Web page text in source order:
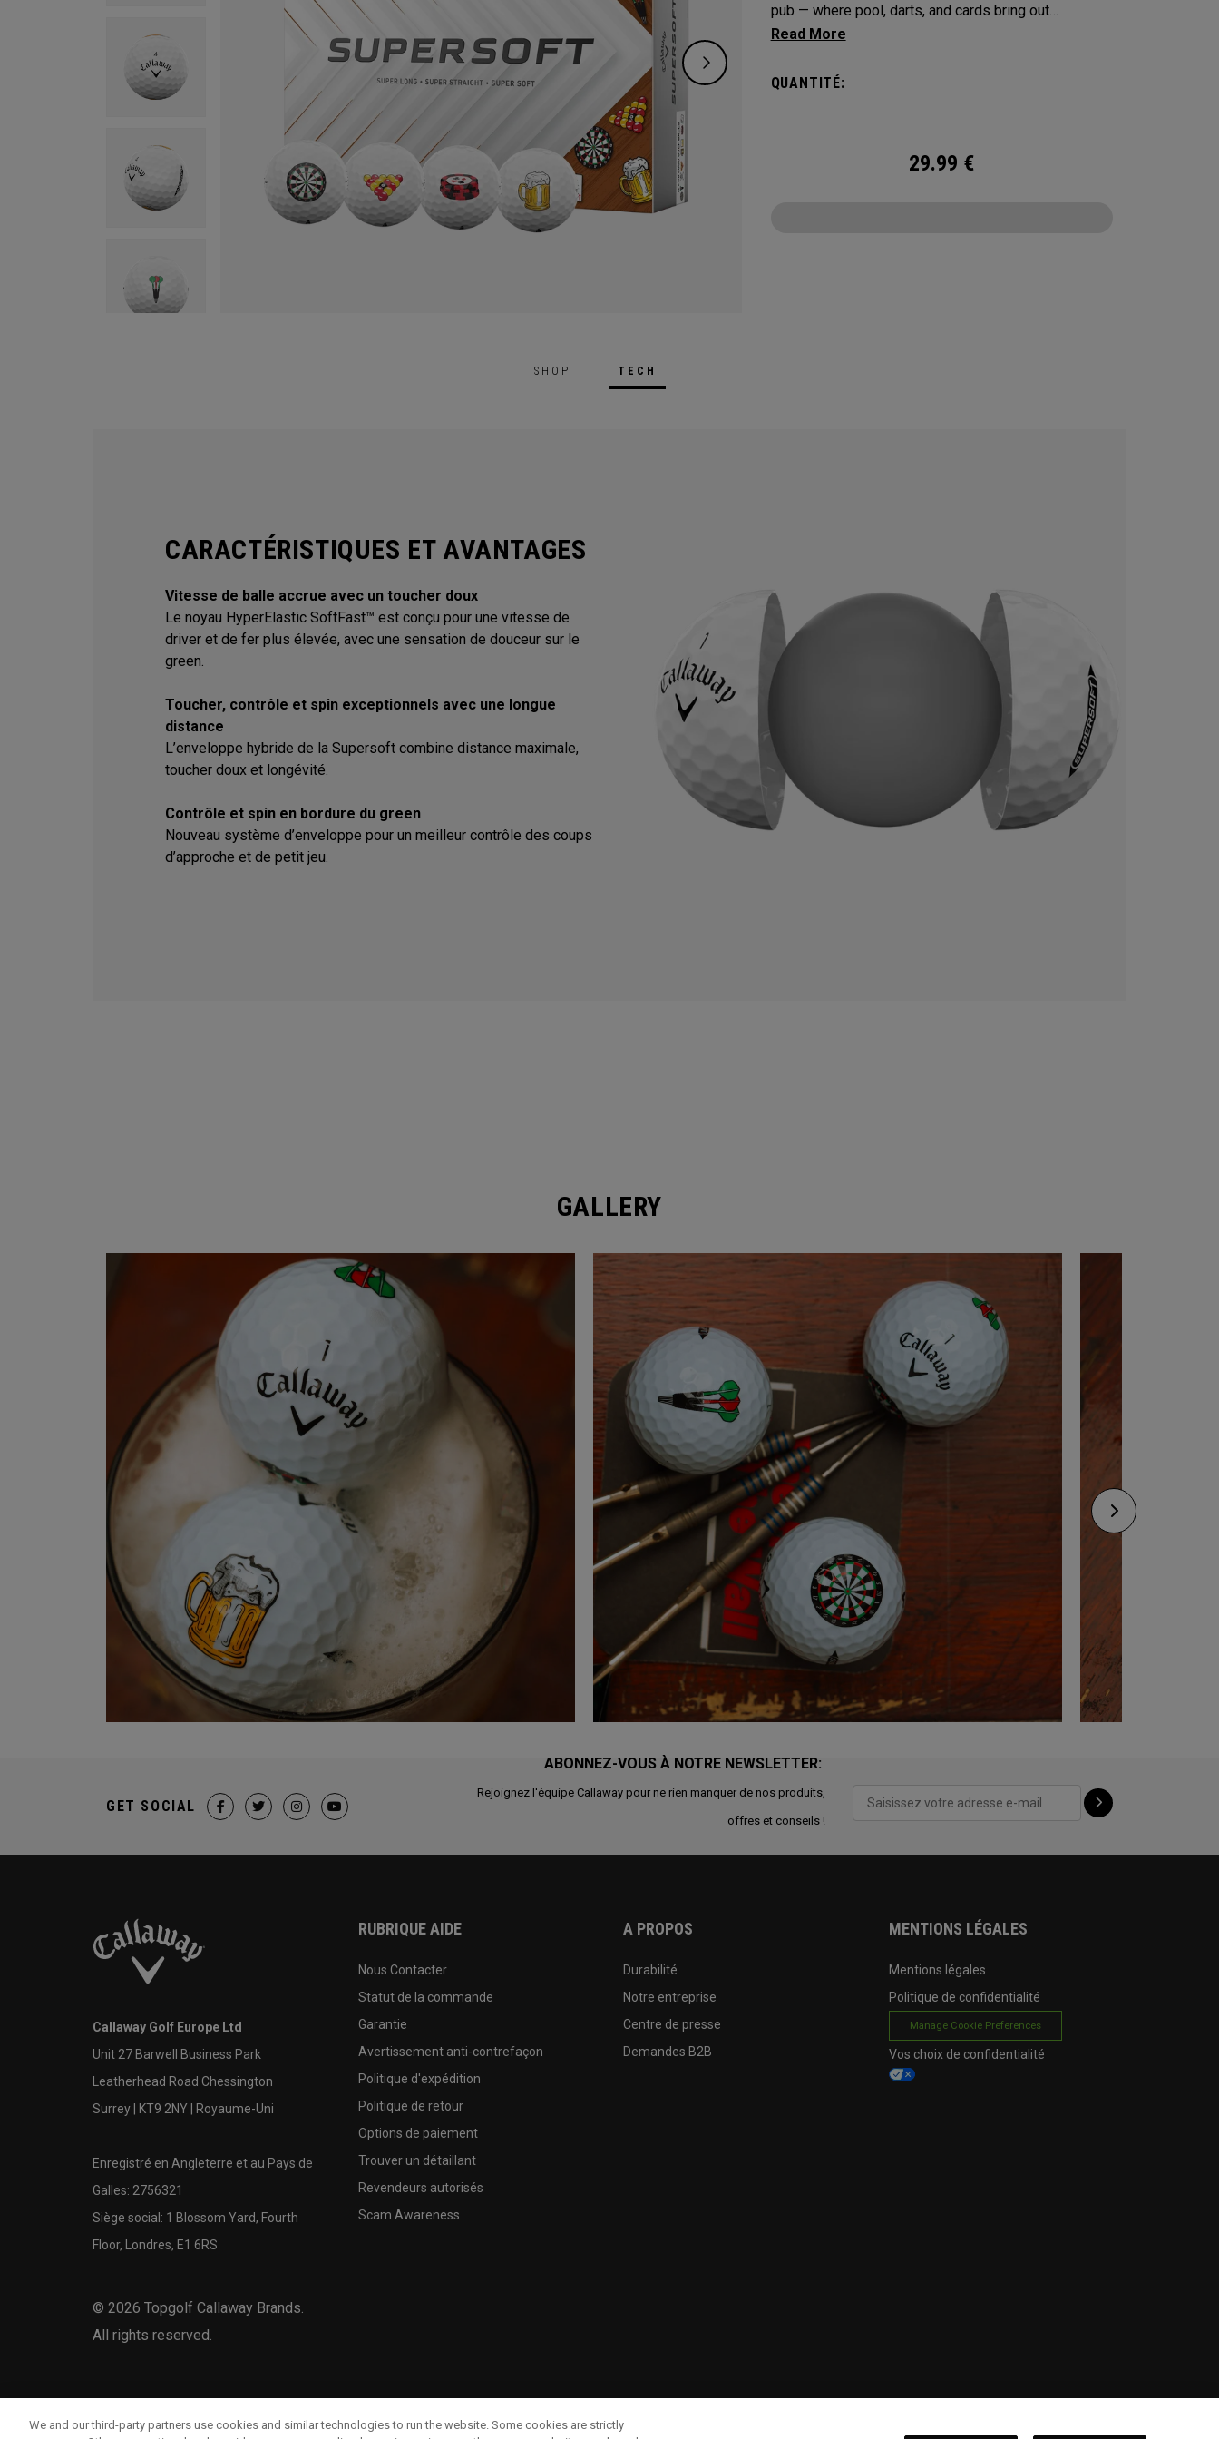
pub — where pool, darts, and cards bring out
precision, touch, and a little friendly competition. Built
speed with an exceptionally soft feel, plus
QUANTITÉ:
29.99 €
SHOP TECH
CARACTÉRISTIQUES ET AVANTAGES
Vitesse de balle accrue avec un toucher doux
Le noyau HyperElastic SoftFast™ est conçu pour une vitesse de
driver et de fer plus élevée, avec une sensation de douceur sur le
green.
Toucher, contrôle et spin exceptionnels avec une longue
distance
L’enveloppe hybride de la Supersoft combine distance maximale,
toucher doux et longévité.
Contrôle et spin en bordure du green
Nouveau système d’enveloppe pour un meilleur contrôle des coups
d’approche et de petit jeu.
GALLERY
ABONNEZ-VOUS À NOTRE NEWSLETTER:
Rejoignez l'équipe Callaway pour ne rien manquer de nos produits,
offres et conseils !
GET SOCIAL
Callaway Golf Europe Ltd
Unit 27 Barwell Business Park
Leatherhead Road Chessington
Surrey | KT9 2NY | Royaume-Uni
Enregistré en Angleterre et au Pays de
Galles: 2756321
Siège social: 1 Blossom Yard, Fourth
Floor, Londres, E1 6RS
© 2026 Topgolf Callaway Brands.
All rights reserved.
RUBRIQUE AIDE
Nous Contacter
Statut de la commande
Garantie
Avertissement anti-contrefaçon
Politique d'expédition
Politique de retour
Options de paiement
Trouver un détaillant
Revendeurs autorisés
Scam Awareness
A PROPOS
Durabilité
Notre entreprise
Centre de presse
Demandes B2B
MENTIONS LÉGALES
Mentions légales
Politique de confidentialité
Manage Cookie Preferences
Vos choix de confidentialité
We and our third-party partners use cookies and similar technologies to run the website. Some cookies are strictly